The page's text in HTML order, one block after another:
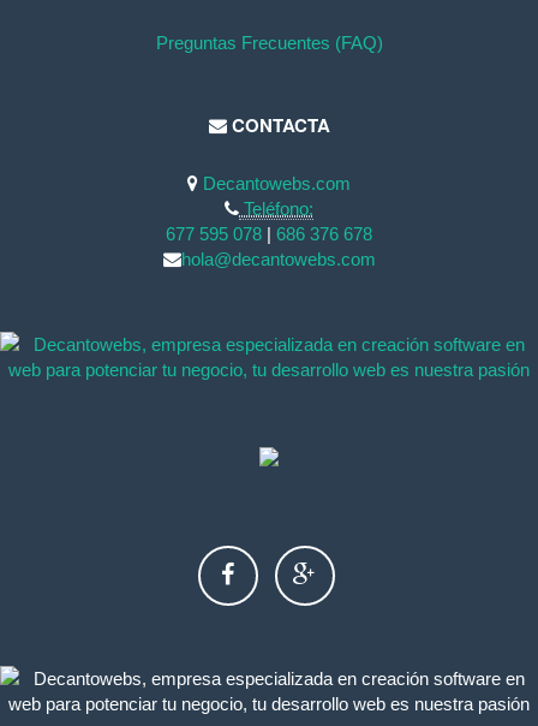
Preguntas Frecuentes (FAQ)
CONTACTA
Decantowebs.com
Teléfono:
677 595 078 | 686 376 678
hola@decantowebs.com